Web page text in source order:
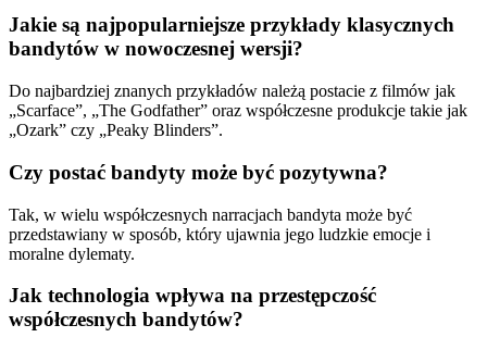
Jakie są najpopularniejsze przykłady klasycznych
bandytów w nowoczesnej wersji?
Do najbardziej znanych przykładów należą postacie z filmów jak
„Scarface”, „The Godfather” oraz współczesne produkcje takie jak
„Ozark” czy „Peaky Blinders”.
Czy postać bandyty może być pozytywna?
Tak, w wielu współczesnych narracjach bandyta może być
przedstawiany w sposób, który ujawnia jego ludzkie emocje i
moralne dylematy.
Jak technologia wpływa na przestępczość
współczesnych bandytów?